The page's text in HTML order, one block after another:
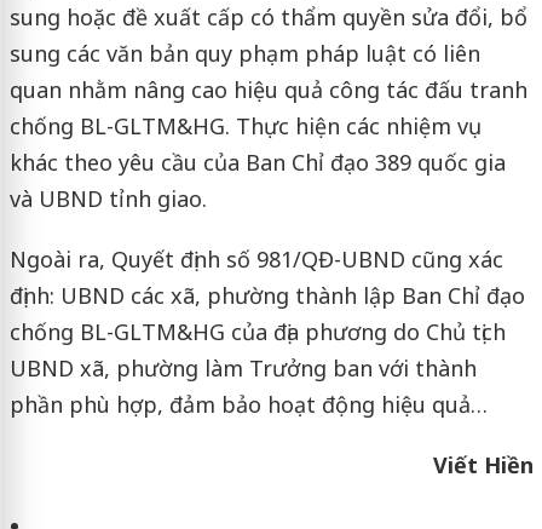
sung hoặc đề xuất cấp có thẩm quyền sửa đổi, bổ
sung các văn bản quy phạm pháp luật có liên
quan nhằm nâng cao hiệu quả công tác đấu tranh
chống BL-GLTM&HG. Thực hiện các nhiệm vụ
khác theo yêu cầu của Ban Chỉ đạo 389 quốc gia
và UBND tỉnh giao.
Ngoài ra, Quyết định số 981/QĐ-UBND cũng xác
định: UBND các xã, phường thành lập Ban Chỉ đạo
chống BL-GLTM&HG của địa phương do Chủ tịch
UBND xã, phường làm Trưởng ban với thành
phần phù hợp, đảm bảo hoạt động hiệu quả…
Viết Hiền